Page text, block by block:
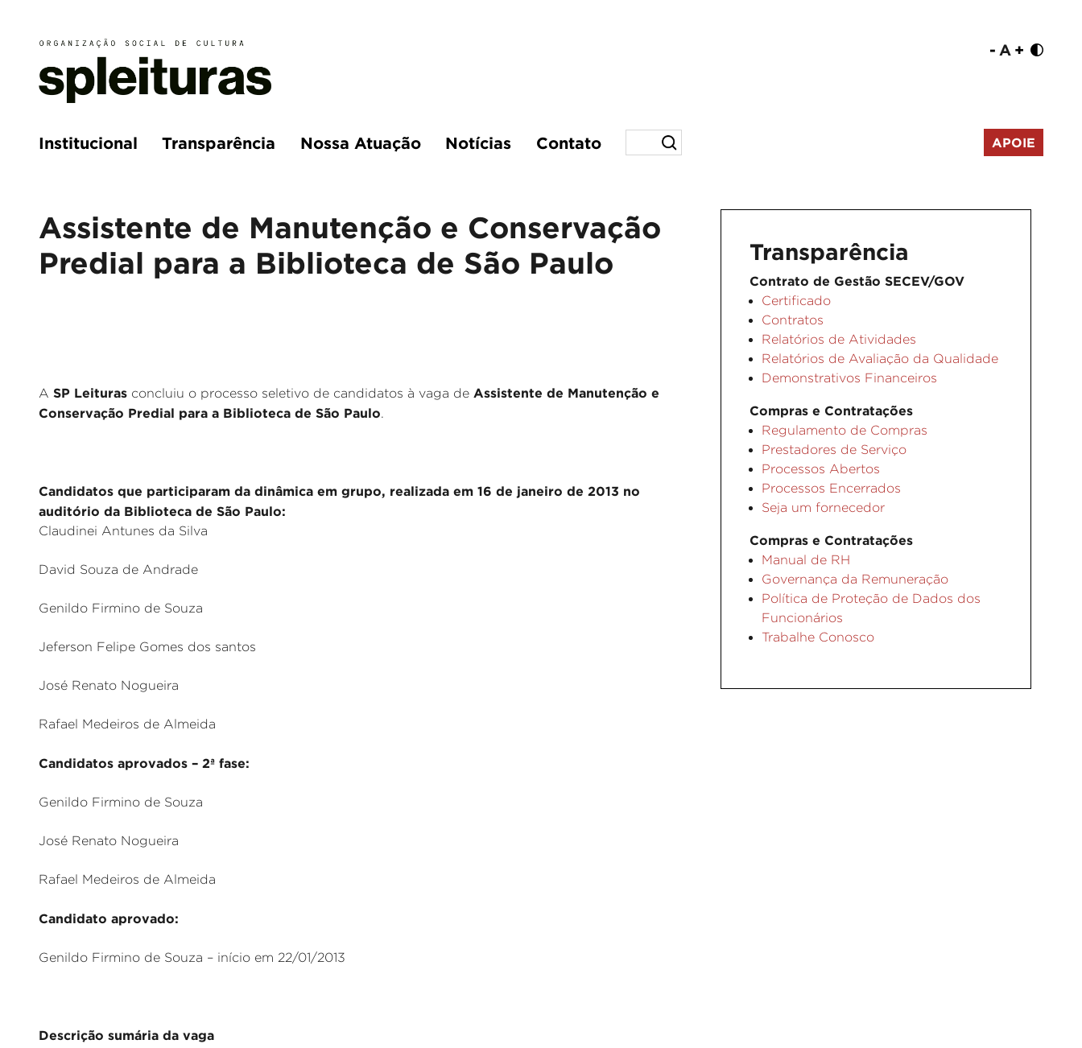
- A +
Institucional Transparência Nossa Atuação Notícias Contato APOIE
Assistente de Manutenção e Conservação
Predial para a Biblioteca de São Paulo
A SP Leituras concluiu o processo seletivo de candidatos à vaga de Assistente de Manutenção e
Conservação Predial para a Biblioteca de São Paulo.
Candidatos que participaram da dinâmica em grupo, realizada em 16 de janeiro de 2013 no
auditório da Biblioteca de São Paulo:
Claudinei Antunes da Silva
David Souza de Andrade
Genildo Firmino de Souza
Jeferson Felipe Gomes dos santos
José Renato Nogueira
Rafael Medeiros de Almeida
Candidatos aprovados – 2ª fase:
Genildo Firmino de Souza
José Renato Nogueira
Rafael Medeiros de Almeida
Candidato aprovado:
Genildo Firmino de Souza – início em 22/01/2013
Descrição sumária da vaga
Transparência
Contrato de Gestão SECEV/GOV
Certificado
Contratos
Relatórios de Atividades
Relatórios de Avaliação da Qualidade
Demonstrativos Financeiros
Compras e Contratações
Regulamento de Compras
Prestadores de Serviço
Processos Abertos
Processos Encerrados
Seja um fornecedor
Compras e Contratações
Manual de RH
Governança da Remuneração
Política de Proteção de Dados dos
Funcionários
Trabalhe Conosco